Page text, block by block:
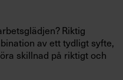
Riktig
av ett tydligt syfte,
skillnad på riktigt och